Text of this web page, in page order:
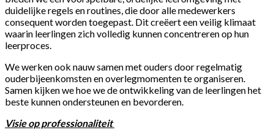
duidelijke regels en routines, die door alle medewerkers
consequent worden toegepast. Dit creëert een veilig klimaat
waarin leerlingen zich volledig kunnen concentreren op hun
leerproces.
We werken ook nauw samen met ouders door regelmatig
ouderbijeenkomsten en overlegmomenten te organiseren.
Samen kijken we hoe we de ontwikkeling van de leerlingen het
beste kunnen ondersteunen en bevorderen.
Visie op professionaliteit